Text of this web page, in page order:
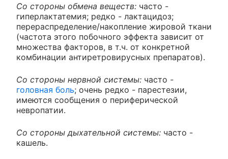
Со стороны обмена веществ: часто -
гиперлактатемия; редко - лактацидоз;
перераспределение/накопление жировой ткани
(частота этого побочного эффекта зависит от
множества факторов, в т.ч. от конкретной
комбинации антиретровирусных препаратов).
Со стороны нервной системы: часто -
головная боль; очень редко - парестезии,
имеются сообщения о периферической
невропатии.
Со стороны дыхательной системы: часто -
кашель.